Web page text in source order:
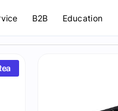
B2B Education